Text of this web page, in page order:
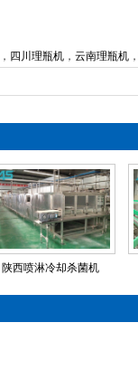
， 四川理瓶机 ， 云南理瓶机 ，
陕西喷淋冷却杀菌机